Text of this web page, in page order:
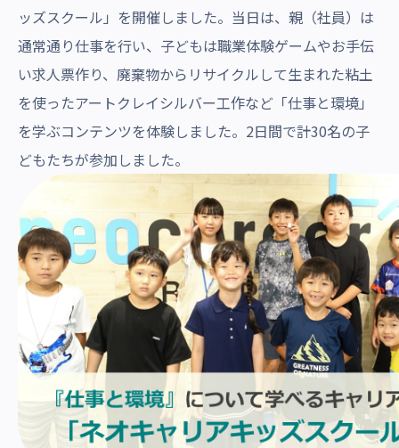
ッズスクール」を開催しました。当日は、親（社員）は
通常通り仕事を行い、子どもは職業体験ゲームやお手伝
い求人票作り、廃棄物からリサイクルして生まれた粘土
を使ったアートクレイシルバー工作など「仕事と環境」
を学ぶコンテンツを体験しました。2日間で計30名の子
どもたちが参加しました。